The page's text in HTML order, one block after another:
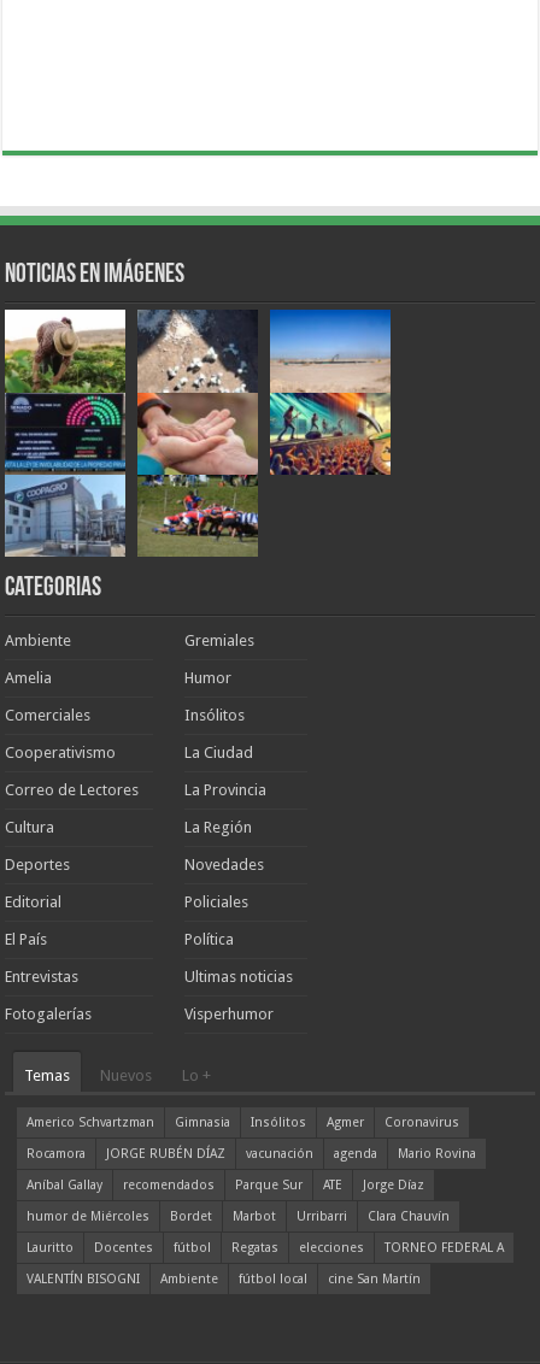
Noticias en Imágenes
Categorias
Ambiente
Amelia
Comerciales
Cooperativismo
Correo de Lectores
Cultura
Deportes
Editorial
El País
Entrevistas
Fotogalerías
Gremiales
Humor
Insólitos
La Ciudad
La Provincia
La Región
Novedades
Policiales
Política
Ultimas noticias
Visperhumor
Temas Nuevos Lo +
Americo Schvartzman Gimnasia Insólitos Agmer
Coronavirus
Rocamora
JORGE RUBÉN DÍAZ vacunación agenda
Mario Rovina
Aníbal Gallay
recomendados Parque Sur ATE
Jorge Díaz
humor de Miércoles
Bordet Marbot Urribarri
Clara Chauvín
Lauritto
Docentes fútbol Regatas elecciones
TORNEO FEDERAL A
VALENTÍN BISOGNI
Ambiente fútbol local cine San Martín